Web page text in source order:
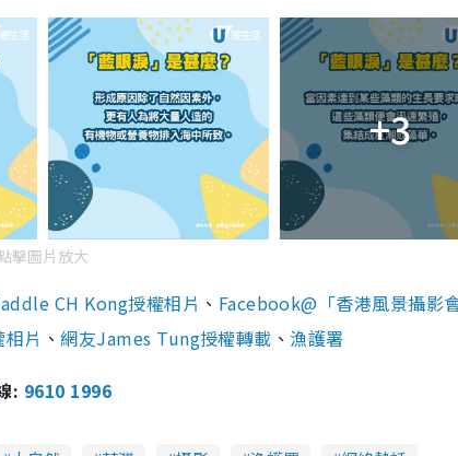
+3
擊圖片放大
CH Kong授權相片 、 Facebook@「香港風景攝影
片 、網友James Tung授權轉載 、 漁護署
: 9610 1996